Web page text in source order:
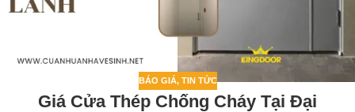
BÁO GIÁ, TIN TỨC
Giá Cửa Thép Chống Cháy Tại Đại